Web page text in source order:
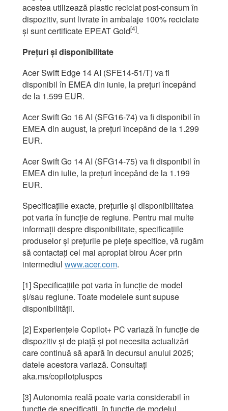
acestea utilizează plastic reciclat post-consum în
dispozitiv, sunt livrate în ambalaje 100% reciclate
și sunt certificate EPEAT Gold[4].
Prețuri și disponibilitate
Acer Swift Edge 14 AI (SFE14-51/T) va fi
disponibil în EMEA din iunie, la prețuri începând
de la 1.599 EUR.
Acer Swift Go 16 AI (SFG16-74) va fi disponibil în
EMEA din august, la prețuri începând de la 1.299
EUR.
Acer Swift Go 14 AI (SFG14-75) va fi disponibil în
EMEA din iulie, la prețuri începând de la 1.199
EUR.
Specificațiile exacte, prețurile și disponibilitatea
pot varia în funcție de regiune. Pentru mai multe
informații despre disponibilitate, specificațiile
produselor și prețurile pe piețe specifice, vă rugăm
să contactați cel mai apropiat birou Acer prin
intermediul www.acer.com.
[1] Specificațiile pot varia în funcție de model
și/sau regiune. Toate modelele sunt supuse
disponibilității.
[2] Experiențele Copilot+ PC variază în funcție de
dispozitiv și de piață și pot necesita actualizări
care continuă să apară în decursul anului 2025;
datele acestora variază. Consultați
aka.ms/copilotpluspcs
[3] Autonomia reală poate varia considerabil în